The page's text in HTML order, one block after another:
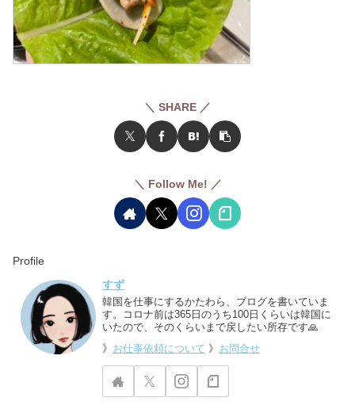
＼ SHARE ／
＼ Follow Me! ／
Profile
すず
韓国を仕事にするかたわら、ブログを書いていま
す。コロナ前は365日のうち100日くらいは韓国に
いたので、そのくらいまで戻したい所存です🙏
》 お仕事依頼について 》 お問合せ